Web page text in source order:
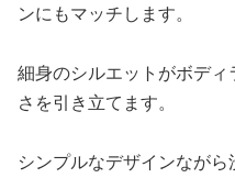
ンにもマッチします。
細身のシルエットがボデ
さを引き立てます。
シンプルなデザインなが